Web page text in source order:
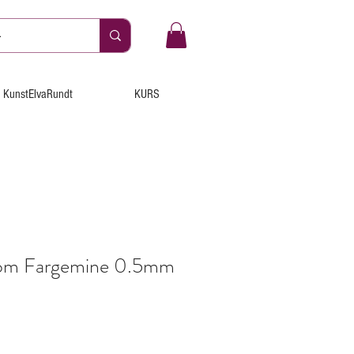
KunstElvaRundt KURS
Fargemine 0.5mm